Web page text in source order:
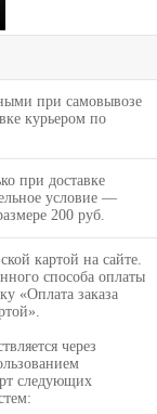
при самовывозе
курьером по
при доставке
условие —
200 руб.
картой на сайте.
способа оплаты
«Оплата заказа
через
следующих